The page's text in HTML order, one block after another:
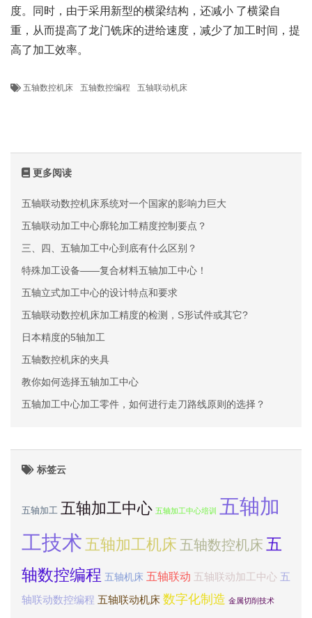
度。同时，由于采用新型的横梁结构，还减小 了横梁自
重，从而提高了龙门铣床的进给速度，减少了加工时间，提
高了加工效率。
五轴数控机床 五轴数控编程 五轴联动机床
更多阅读
五轴联动数控机床系统对一个国家的影响力巨大
五轴联动加工中心廓轮加工精度控制要点？
三、四、五轴加工中心到底有什么区别？
特殊加工设备——复合材料五轴加工中心！
五轴立式加工中心的设计特点和要求
五轴联动数控机床加工精度的检测，S形试件或其它?
日本精度的5轴加工
五轴数控机床的夹具
教你如何选择五轴加工中心
五轴加工中心加工零件，如何进行走刀路线原则的选择？
标签云
五轴加工 五轴加工中心 五轴加工中心培训
五轴加
工技术 五轴加工机床 五轴数控机床 五
轴数控编程 五轴机床 五轴联动 五轴联动加工中心 五
轴联动数控编程 五轴联动机床 数字化制造 金属切削技术